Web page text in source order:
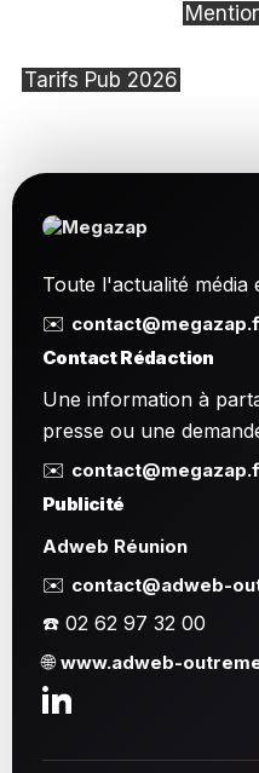
Tarifs Pub 2026
Toute l'actualité
✉️
Contact Rédaction
Une information à
presse ou une
✉️
Publicité
Adweb Réunion
✉️ contact@adweb-
☎️ 02 62 97 32 00
🌐www.adweb-